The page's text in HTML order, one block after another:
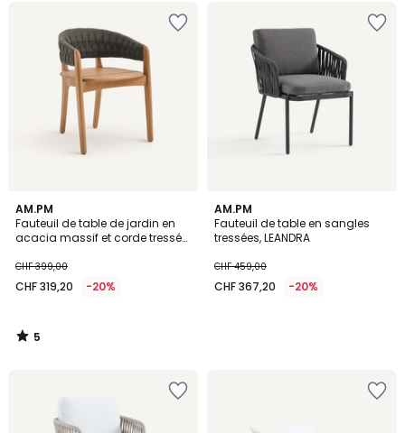
AM.PM
Fauteuil de table de jardin en
acacia massif et corde tressée,
CHF 399,00
CHF 319,20 -20%
5
/
5
5
/
AM.PM
Fauteuil de table en sangles
tressées, LEANDRA
CHF 459,00
CHF 367,20 -20%